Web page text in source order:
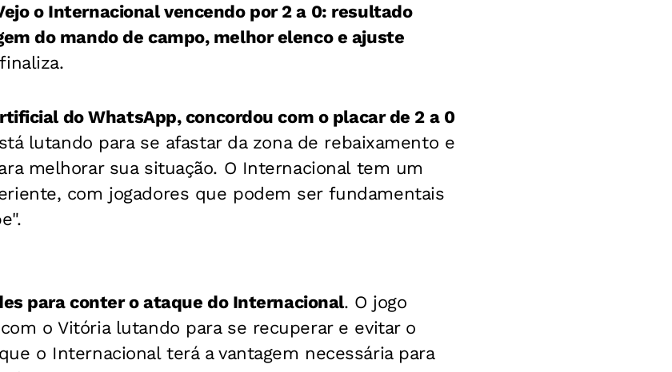
ejo o Internacional vencendo por 2 a 0: resultado
do mando de campo, melhor elenco e ajuste
do WhatsApp, concordou com o placar de 2 a 0
lutando para se afastar da zona de rebaixamento e
melhorar sua situação. O Internacional tem um
com jogadores que podem ser fundamentais
para conter o ataque do Internacional. O jogo
o Vitória lutando para se recuperar e evitar o
o Internacional terá a vantagem necessária para